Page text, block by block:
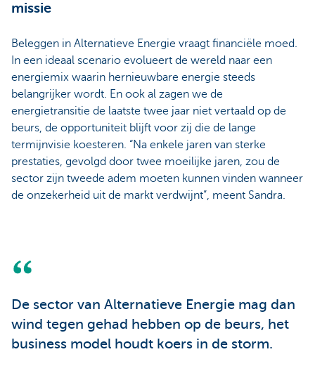
missie
Beleggen in Alternatieve Energie vraagt financiële moed.
In een ideaal scenario evolueert de wereld naar een
energiemix waarin hernieuwbare energie steeds
belangrijker wordt. En ook al zagen we de
energietransitie de laatste twee jaar niet vertaald op de
beurs, de opportuniteit blijft voor zij die de lange
termijnvisie koesteren. “Na enkele jaren van sterke
prestaties, gevolgd door twee moeilijke jaren, zou de
sector zijn tweede adem moeten kunnen vinden wanneer
de onzekerheid uit de markt verdwijnt”, meent Sandra.
De sector van Alternatieve Energie mag dan
wind tegen gehad hebben op de beurs, het
business model houdt koers in de storm.